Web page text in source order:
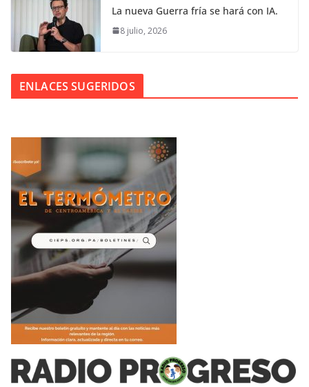
La nueva Guerra fría se hará con IA.
8 julio, 2026
ENLACES SUGERIDOS